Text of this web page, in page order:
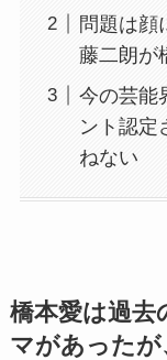
問題は顔
藤二朗が
今の芸能
ント認定
ねない
橋本愛は過去
マがあった